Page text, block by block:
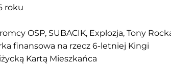
roku
OSP, SUBACIK, Explozja, Tony
finansowa na rzecz 6-letniej Kingi
Kartą Mieszkańca